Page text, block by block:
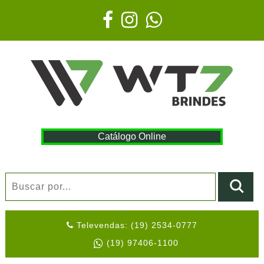
Catálogo Online
Televendas: (19) 2534-0777
(19) 97406-1100